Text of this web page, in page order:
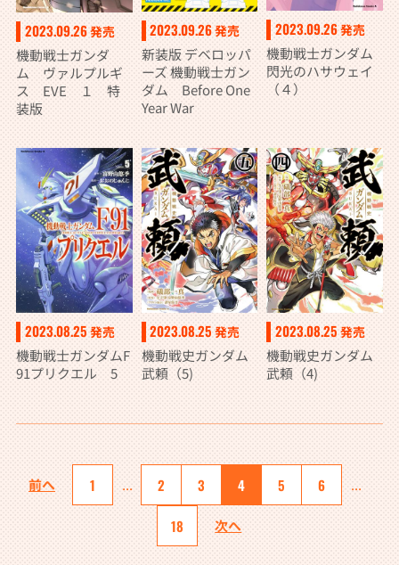
2023.09.26発売
機動戦士ガンダ
ム ヴァルプルギ
ス EVE １ 特
装版
2023.09.26発売
新装版 デベロッパ
ーズ 機動戦士ガン
ダム Before One
Year War
2023.09.26発売
機動戦士ガンダム
閃光のハサウェイ
（４）
2023.08.25 発売
機動戦士ガンダムF
91プリクエル 5
2023.08.25 発売
機動戦史ガンダム
武頼（5)
2023.08.25 発売
機動戦史ガンダム
武頼（4)
前へ 1 ... 2 3 4 5 6 ...
18 次へ